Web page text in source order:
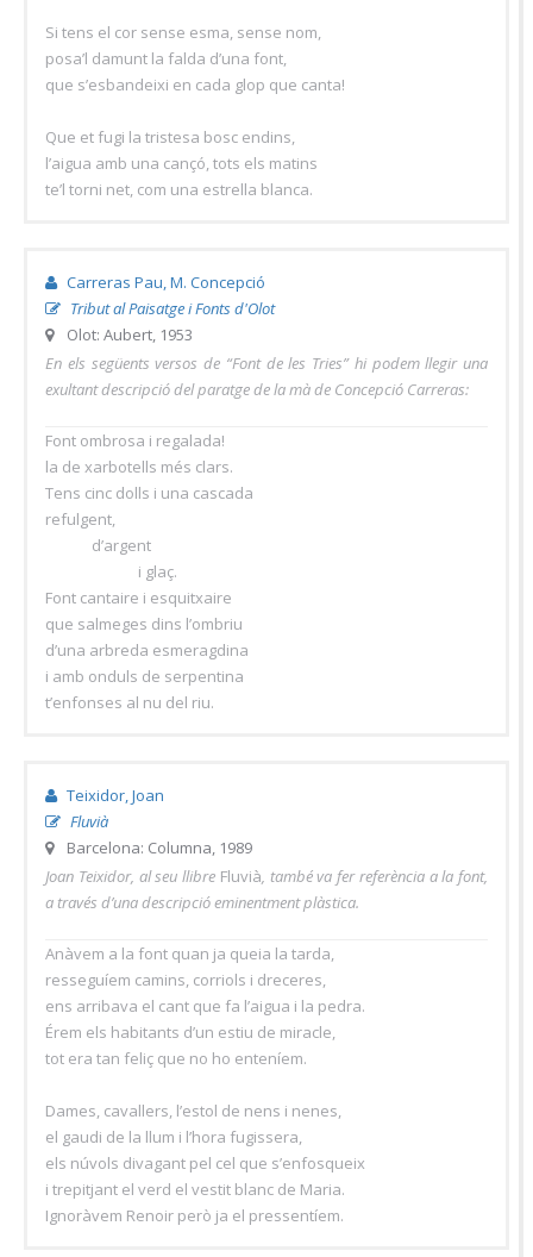
Si tens el cor sense esma, sense nom,
posa’l damunt la falda d’una font,
que s’esbandeixi en cada glop que canta!
Que et fugi la tristesa bosc endins,
l’aigua amb una cançó, tots els matins
te’l torni net, com una estrella blanca.
Carreras Pau, M. Concepció
Tribut al Paisatge i Fonts d'Olot
Olot: Aubert, 1953
En els següents versos de “Font de les Tries” hi podem llegir una
exultant descripció del paratge de la mà de Concepció Carreras:
Font ombrosa i regalada!
la de xarbotells més clars.
Tens cinc dolls i una cascada
refulgent,
d’argent
i glaç.
Font cantaire i esquitxaire
que salmeges dins l’ombriu
d’una arbreda esmeragdina
i amb onduls de serpentina
t’enfonses al nu del riu.
Teixidor, Joan
Fluvià
Barcelona: Columna, 1989
Joan Teixidor, al seu llibre Fluvià, també va fer referència a la font,
a través d’una descripció eminentment plàstica.
Anàvem a la font quan ja queia la tarda,
resseguíem camins, corriols i dreceres,
ens arribava el cant que fa l’aigua i la pedra.
Érem els habitants d’un estiu de miracle,
tot era tan feliç que no ho enteníem.
Dames, cavallers, l’estol de nens i nenes,
el gaudi de la llum i l’hora fugissera,
els núvols divagant pel cel que s’enfosqueix
i trepitjant el verd el vestit blanc de Maria.
Ignoràvem Renoir però ja el pressentíem.